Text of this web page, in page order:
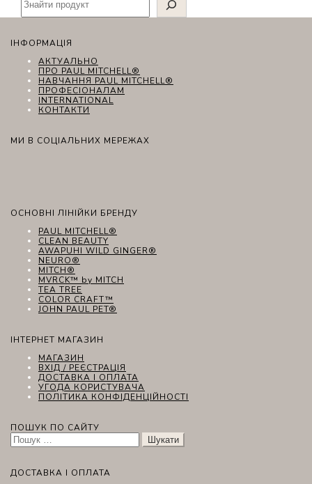
ІНФОРМАЦІЯ
АКТУАЛЬНО
ПРО PAUL MITCHELL®
НАВЧАННЯ PAUL MITCHELL®
ПРОФЕСІОНАЛАМ
INTERNATIONAL
КОНТАКТИ
МИ В СОЦІАЛЬНИХ МЕРЕЖАХ
ОСНОВНІ ЛІНІЙКИ БРЕНДУ
PAUL MITCHELL®
CLEAN BEAUTY
AWAPUHI WILD GINGER®
NEURO®
MITCH®
MVRCK™ by MITCH
TEA TREE
COLOR CRAFT™
JOHN PAUL PET®
ІНТЕРНЕТ МАГАЗИН
МАГАЗИН
ВХІД / РЕЄСТРАЦІЯ
ДОСТАВКА І ОПЛАТА
УГОДА КОРИСТУВАЧА
ПОЛІТИКА КОНФІДЕНЦІЙНОСТІ
ПОШУК ПО САЙТУ
Пошук:
ДОСТАВКА І ОПЛАТА